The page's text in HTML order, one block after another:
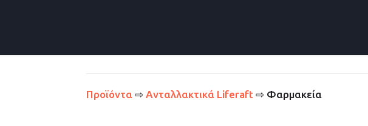
Προϊόντα ⇨ Ανταλλακτικά Liferaft ⇨ Φαρμακεία